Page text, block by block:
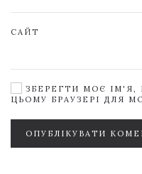
САЙТ
ЗБЕРЕГТИ МОЄ ІМ'Я,
ЦЬОМУ БРАУЗЕРІ ДЛЯ
ОПУБЛІКУВАТИ